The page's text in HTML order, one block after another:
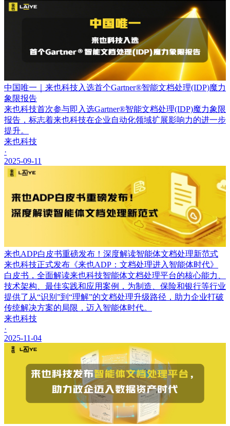
中国唯一｜来也科技入选首个Gartner®智能文档处理(IDP)魔力
象限报告
来也科技首次参与即入选Gartner®智能文档处理(IDP)魔力象限
报告，标志着来也科技在企业自动化领域扩展影响力的进一步
提升。
来也科技
·
2025-09-11
来也ADP白皮书重磅发布！深度解读智能体文档处理新范式
来也科技正式发布《来也ADP：文档处理进入智能体时代》
白皮书，全面解读来也科技智能体文档处理平台的核心能力、
技术架构、最佳实践和应用案例，为制造、保险和银行等行业
提供了从“识别”到“理解”的文档处理升级路径，助力企业打破
传统解决方案的局限，迈入智能体时代。
来也科技
·
2025-11-04